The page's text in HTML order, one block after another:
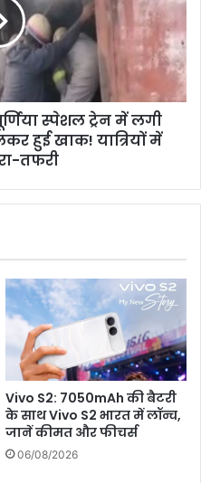
स्पेशल ट्रेन में लगी
हुई खाक! यात्रियों में
तफरी
Vivo S2: 7050mAh की बैटरी
के साथ Vivo S2 भारत में लॉन्च,
जानें कीमत और फीचर्स
06/08/2026